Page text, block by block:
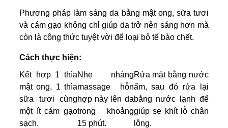
Phương pháp làm sáng da bằng mật ong, sữa tươi
và cám gạo không chỉ giúp da trở nên sáng hơn mà
còn là công thức tuyệt vời để loại bỏ tế bào chết.
Cách thực hiện:
Kết hợp 1 thìa
mật ong, 1 thìa
sữa tươi cùng
một ít cám gạo
sạch.
Nhẹ nhàng
massage hỗn
hợp này lên da
trong khoảng
15 phút.
Rửa mặt bằng nước
ấm, sau đó rửa lại
bằng nước lạnh để
giúp se khít lỗ chân
lông.